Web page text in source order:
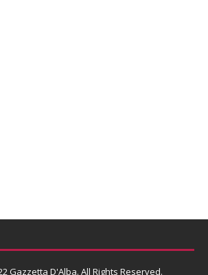
Gazzetta D'Alba. All Rights Reserved.